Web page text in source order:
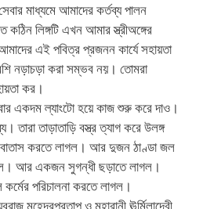
মাধ্যমে আমাদের কর্তব্য পালন
লিঙ্গটি এখন আমার স্ত্রীঅঙ্গের
এই পবিত্র প্রজনন কার্যে সহায়তা
নড়াচড়া করা সম্ভব নয়। তোমরা
কর।
একদম ল্যাংটো হয়ে কাজ শুরু করে দাও।
তারা তাড়াতাড়ি বস্ত্র ত্যাগ করে উলঙ্গ
করতে লাগল। আর দুজন ঠাণ্ডা জল
আর একজন সুগন্ধী ছড়াতে লাগল।
পরিচালনা করতে লাগল।
মহেন্দ্রপ্রতাপ ও মহারানী ঊর্মিলাদেবী